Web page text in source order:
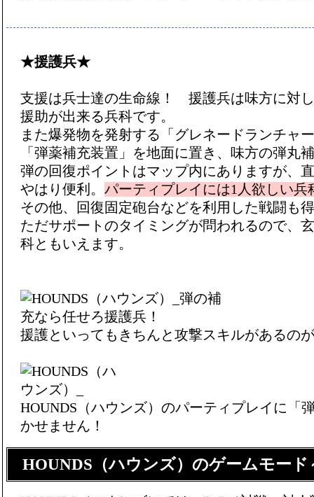
★援護兵★
支援は兵士達の生命線！ 援護兵は味方に対
援助が出来る兵科です。
また爆発物を発射する「グレネードランチャ
「弾薬補充装置」を地面に置き、味方の弾丸
弾の回復ポイントはマップ内にありますが、
やはり便利。 パーティプレイには1人欲しい兵
その他、回復固定砲台などを利用した戦闘も
ただサポートのタイミングが問われるので、
科ともいえます。
援護といってもきちんと攻撃スキルがあるの
HOUNDS（ハウンズ）のパーティプレイに「
かせません！
HOUNDS（ハウンズ）のゲームモード